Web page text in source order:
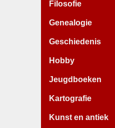
Filosofie
Genealogie
Geschiedenis
Hobby
Jeugdboeken
Kartografie
Kunst en antiek